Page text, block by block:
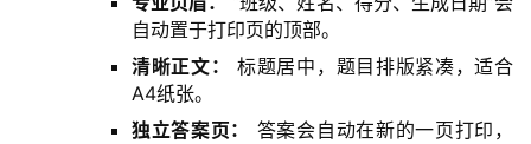
自动置于打印页的顶部。
清晰正文：
标题居中，题目排版紧凑，适合
A4纸张。
独立答案页：
答案会自动在新的一页打印，